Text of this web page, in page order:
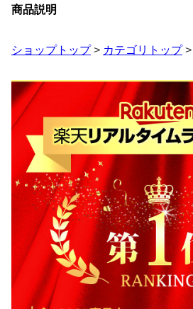
商品説明
ショップトップ> カテゴリトップ>